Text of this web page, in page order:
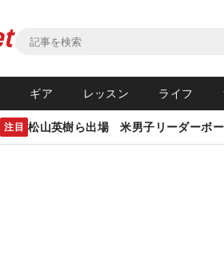
ギア レッスン ライフ
注目 松山英樹ら出場 米男子リーダーボ